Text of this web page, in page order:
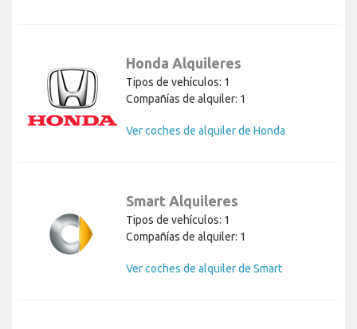
Honda Alquileres
Tipos de vehículos: 1
Compañías de alquiler: 1
Ver coches de alquiler de Honda
Smart Alquileres
Tipos de vehículos: 1
Compañías de alquiler: 1
Ver coches de alquiler de Smart